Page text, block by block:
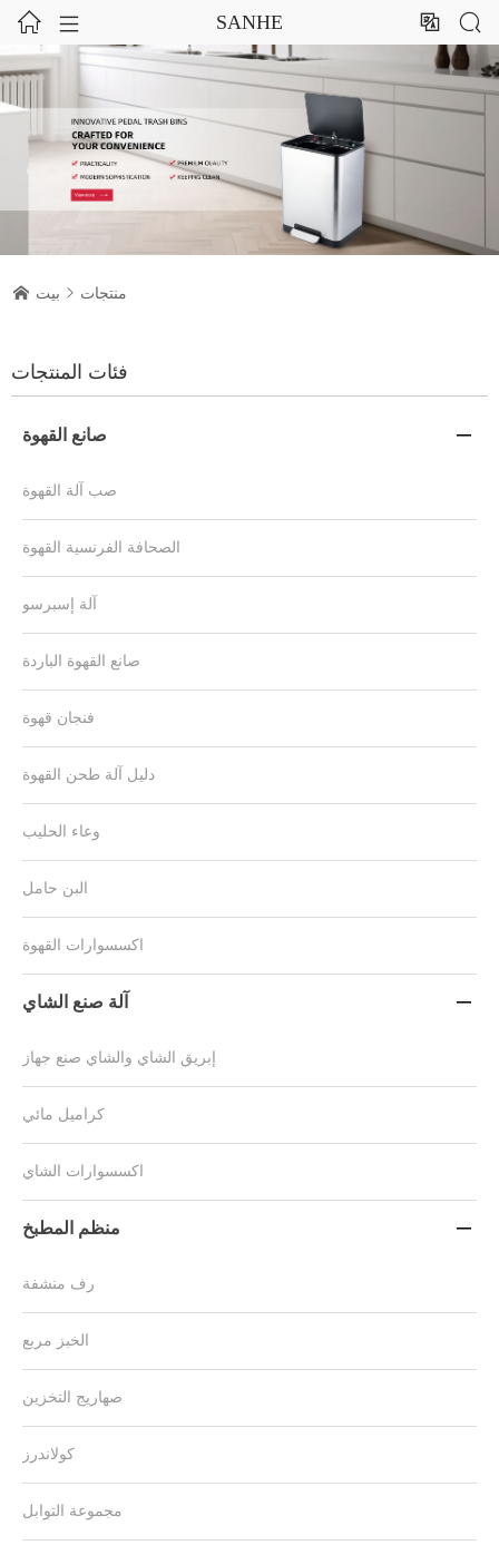
  SANHE  
 بيت  منتجات
فئات المنتجات
صانع القهوة 
صب آلة القهوة
الصحافة الفرنسية القهوة
آلة إسبرسو
صانع القهوة الباردة
فنجان قهوة
دليل آلة طحن القهوة
وعاء الحليب
البن حامل
اكسسوارات القهوة
آلة صنع الشاي 
إبريق الشاي والشاي صنع جهاز
كراميل مائي
اكسسوارات الشاي
منظم المطبخ 
رف منشفة
الخبز مربع
صهاريج التخزين
كولاندرز
مجموعة التوابل